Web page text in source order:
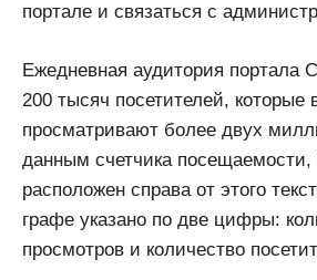
портале и связаться с
Ежедневная аудитория портала
200 тысяч посетителей,
просматривают более двух
данным счетчика посещаемости,
расположен справа от этого
графе указано по две цифры:
просмотров и количество